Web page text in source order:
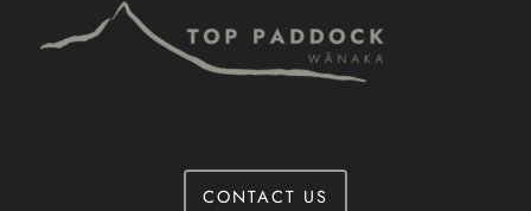
CONTACT US